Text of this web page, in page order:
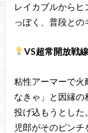
レイカブルから
っぽく、普段との
VS超常開放戦
粘性アーマーで火
なきゃ」と因縁の
投げ込もうとした
児郎がそのピンチ